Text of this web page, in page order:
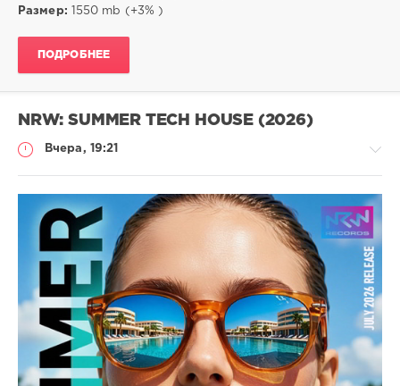
Размер: 1550 mb (+3% )
ПОДРОБНЕЕ
NRW: SUMMER TECH HOUSE (2026)
Вчера, 19:21
House,
Tech
Electro,